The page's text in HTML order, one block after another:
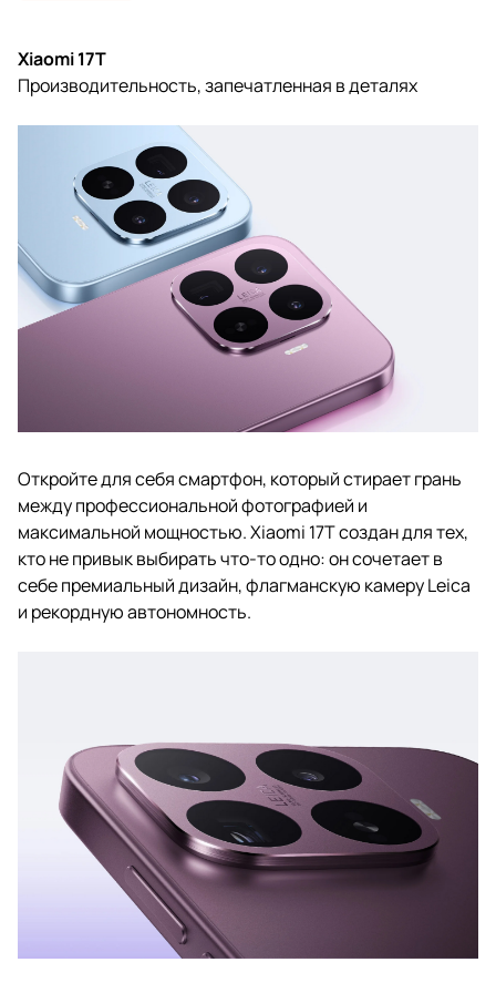
Xiaomi 17T
Производительность, запечатленная в деталях
Откройте для себя смартфон, который стирает грань
между профессиональной фотографией и
максимальной мощностью. Xiaomi 17T создан для тех,
кто не привык выбирать что-то одно: он сочетает в
себе премиальный дизайн, флагманскую камеру Leica
и рекордную автономность.